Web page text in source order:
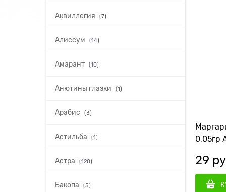
Аквиллегия (7)
Алиссум (14)
Амарант (10)
Анютины глазки (1)
Арабис (3)
Астильба (1)
Астра (120)
Бакопа (5)
0,05гр
29